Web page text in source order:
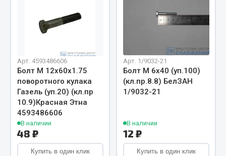
Автолампы
Блоки реле и предохранителей
Выключатели и переключатели клавишные
Выключатель массы
Изолента
Показать ещё
Весь раздел
Арт. 4593486606
Болт М 12х60х1.75
поворотного кулака
Газель (уп.20) (кл.пр
10.9)Красная Этна
4593486606
В наличии
48 ₽
Купить в один клик
Арт. 1/9032-21
Болт М 6х40 (уп.100)
(кл.пр.8.8) БелЗАН
1/9032-21
В наличии
12 ₽
Купить в один клик